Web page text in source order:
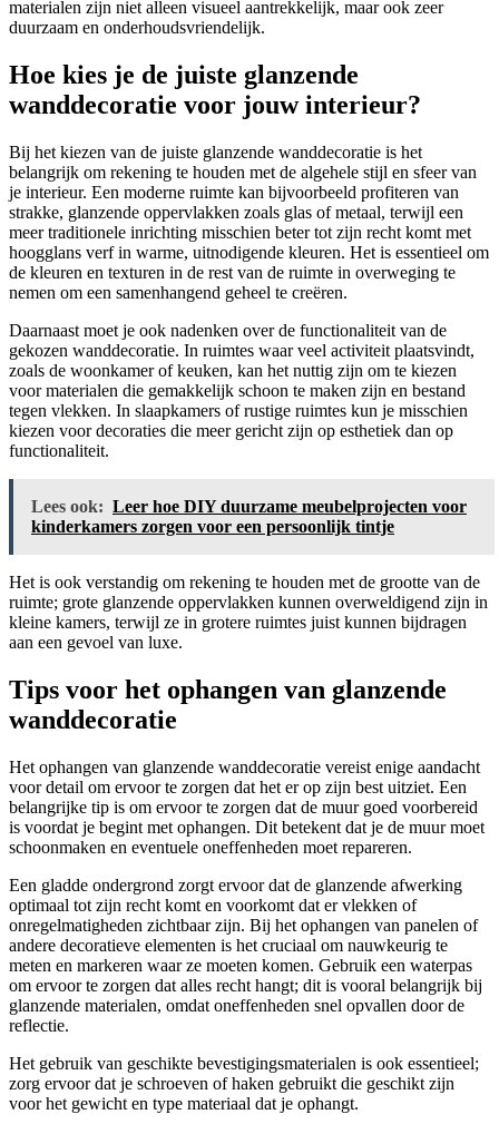
materialen zijn niet alleen visueel aantrekkelijk, maar ook zeer
duurzaam en onderhoudsvriendelijk.
Hoe kies je de juiste glanzende
wanddecoratie voor jouw interieur?
Bij het kiezen van de juiste glanzende wanddecoratie is het
belangrijk om rekening te houden met de algehele stijl en sfeer van
je interieur. Een moderne ruimte kan bijvoorbeeld profiteren van
strakke, glanzende oppervlakken zoals glas of metaal, terwijl een
meer traditionele inrichting misschien beter tot zijn recht komt met
hoogglans verf in warme, uitnodigende kleuren. Het is essentieel om
de kleuren en texturen in de rest van de ruimte in overweging te
nemen om een samenhangend geheel te creëren.
Daarnaast moet je ook nadenken over de functionaliteit van de
gekozen wanddecoratie. In ruimtes waar veel activiteit plaatsvindt,
zoals de woonkamer of keuken, kan het nuttig zijn om te kiezen
voor materialen die gemakkelijk schoon te maken zijn en bestand
tegen vlekken. In slaapkamers of rustige ruimtes kun je misschien
kiezen voor decoraties die meer gericht zijn op esthetiek dan op
functionaliteit.
Lees ook: Leer hoe DIY duurzame meubelprojecten voor
kinderkamers zorgen voor een persoonlijk tintje
Het is ook verstandig om rekening te houden met de grootte van de
ruimte; grote glanzende oppervlakken kunnen overweldigend zijn in
kleine kamers, terwijl ze in grotere ruimtes juist kunnen bijdragen
aan een gevoel van luxe.
Tips voor het ophangen van glanzende
wanddecoratie
Het ophangen van glanzende wanddecoratie vereist enige aandacht
voor detail om ervoor te zorgen dat het er op zijn best uitziet. Een
belangrijke tip is om ervoor te zorgen dat de muur goed voorbereid
is voordat je begint met ophangen. Dit betekent dat je de muur moet
schoonmaken en eventuele oneffenheden moet repareren.
Een gladde ondergrond zorgt ervoor dat de glanzende afwerking
optimaal tot zijn recht komt en voorkomt dat er vlekken of
onregelmatigheden zichtbaar zijn. Bij het ophangen van panelen of
andere decoratieve elementen is het cruciaal om nauwkeurig te
meten en markeren waar ze moeten komen. Gebruik een waterpas
om ervoor te zorgen dat alles recht hangt; dit is vooral belangrijk bij
glanzende materialen, omdat oneffenheden snel opvallen door de
reflectie.
Het gebruik van geschikte bevestigingsmaterialen is ook essentieel;
zorg ervoor dat je schroeven of haken gebruikt die geschikt zijn
voor het gewicht en type materiaal dat je ophangt.